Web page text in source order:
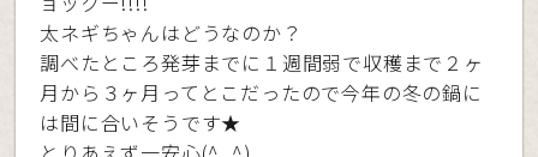
太ネギちゃんはどうなのか？
調べたところ発芽までに１週間弱で収穫まで２ヶ
月から３ヶ月ってとこだったので今年の冬の鍋に
は間に合いそうです★